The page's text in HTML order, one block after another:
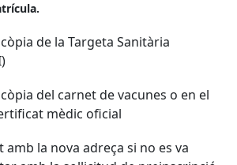
de la Targeta Sanitària
del carnet de vacunes o en el
mèdic oficial
amb la nova adreça si no es va